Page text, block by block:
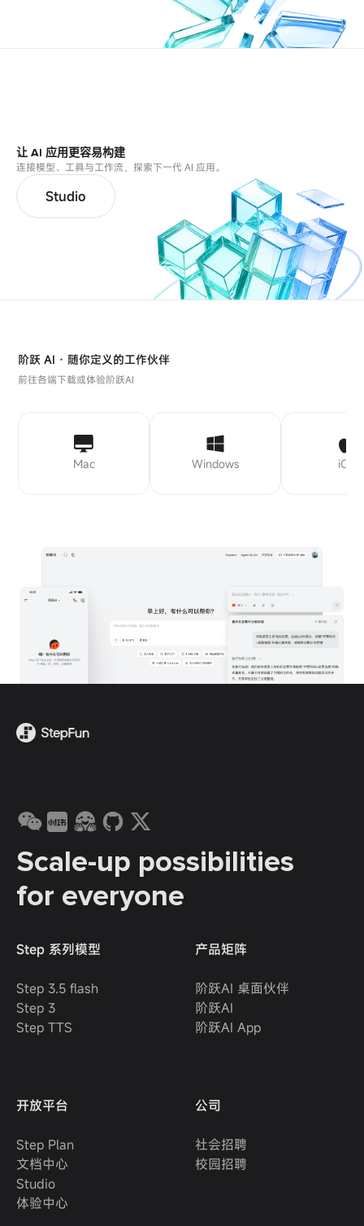
让 AI 应用更容易构建
连接模型、工具与工作流，探索下一代 AI 应用。
Studio
阶跃 AI · 随你定义的工作伙伴
前往各端下载或体验阶跃AI
Mac Windows iOS
Step 系列模型
Step 3.5 flash
Step 3
Step TTS
产品矩阵
阶跃AI 桌面伙伴
阶跃AI
阶跃AI App
开放平台
Step Plan
文档中心
Studio
体验中心
公司
社会招聘
校园招聘
Scale-up possibilities
for everyone